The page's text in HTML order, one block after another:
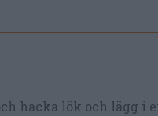
hacka lök och lägg i